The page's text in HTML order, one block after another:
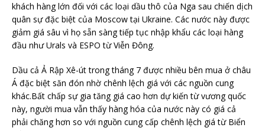
khách hàng lớn đối với các loại dầu thô của Nga sau chiến dịch
quân sự đặc biệt của Moscow tại Ukraine. Các nước này được
giảm giá sâu vì họ sẵn sàng tiếp tục nhập khẩu các loại hàng
đầu như Urals và ESPO từ Viễn Đông.
Dầu cả Ả Rập Xê-út trong tháng 7 được nhiều bên mua ở châu
Á đặc biệt săn đón nhờ chênh lệch giá với các nguồn cung
khác.Bất chấp sự gia tăng giá cao hơn dự kiến ​​từ vương quốc
này, người mua vẫn thấy hàng hóa của nước này có giá cả
phải chăng hơn so với nguồn cung cấp chênh lệch giá từ Biển